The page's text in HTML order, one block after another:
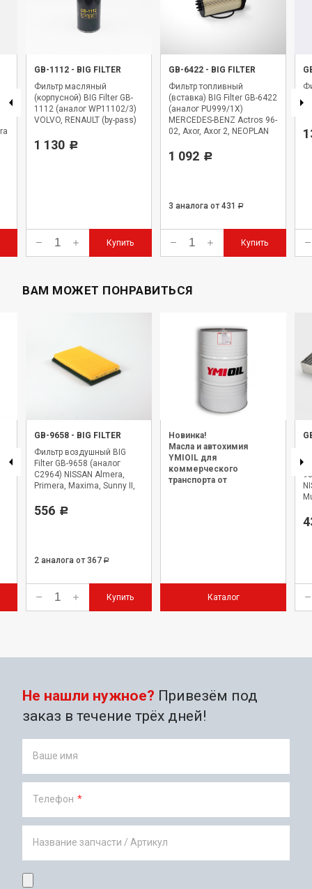
GB-1112 - BIG FILTER
Фильтр масляный
(корпусной) BIG Filter GB-
1112 (аналог WP11102/3)
VOLVO, RENAULT (by-pass)
1 130 Р
Купить
GB-6422 - BIG FILTER
Фильтр топливный
(вставка) BIG Filter GB-6422
(аналог PU999/1X)
MERCEDES-BENZ Actros 96-
02, Axor, Axor 2, NEOPLAN
1 092 Р
3 аналога от 431 Р
Купить
ВАМ МОЖЕТ ПОНРАВИТЬСЯ
GB-9658 - BIG FILTER
Фильтр воздушный BIG
Filter GB-9658 (аналог
C2964) NISSAN Almera,
Primera, Maxima, Sunny II,
556 Р
2 аналога от 367 Р
Купить
Новинка!
Масла и автохимия
YMIOIL для
коммерческого
транспорта от
Каталог
Не нашли нужное? Привезём под
заказ в течение трёх дней!
Ваше имя
Телефон *
Название запчасти / Артикул